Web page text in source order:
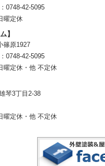
0748-42-5095
曜定休
】
篠原1927
0748-42-5095
曜定休・他 不定休
琴3丁目2-38
曜定休・他 不定休